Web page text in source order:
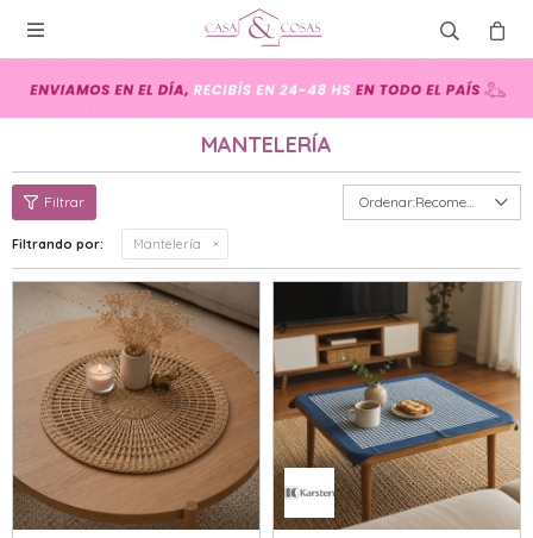

MANTELERÍA
Recomendados
Filtrando por: Mantelería